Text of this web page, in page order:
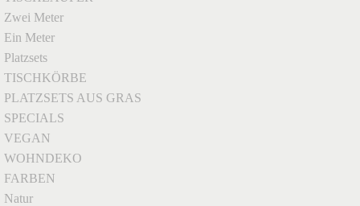
Zwei Meter
Ein Meter
Platzsets
TISCHKÖRBE
PLATZSETS AUS GRAS
SPECIALS
VEGAN
WOHNDEKO
FARBEN
Natur